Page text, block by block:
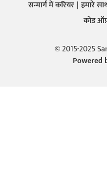
सन्मार्ग में करियर हमारे
कोड
© 2015-2025
Powered